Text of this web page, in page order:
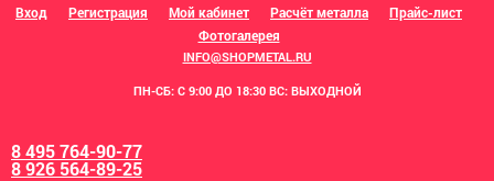
Вход Регистрация Мой кабинет Расчёт металла
Прайс-лист
Фотогалерея
INFO@SHOPMETAL.RU
ПН-СБ: С 9:00 ДО 18:30 ВС: ВЫХОДНОЙ
8 495 764-90-77
8 926 564-89-25